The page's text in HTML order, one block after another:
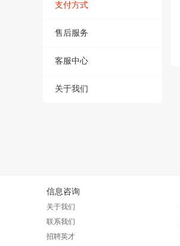
支付方式
售后服务
客服中心
关于我们
信息咨询
关于我们
联系我们
招聘英才